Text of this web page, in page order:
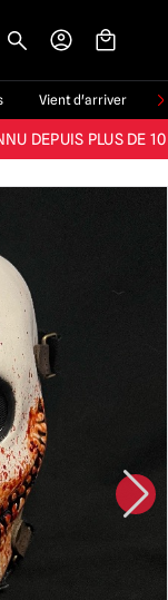
Vient d'arriver
PLUS DE 60 000
DEPUIS PLUS DE
|